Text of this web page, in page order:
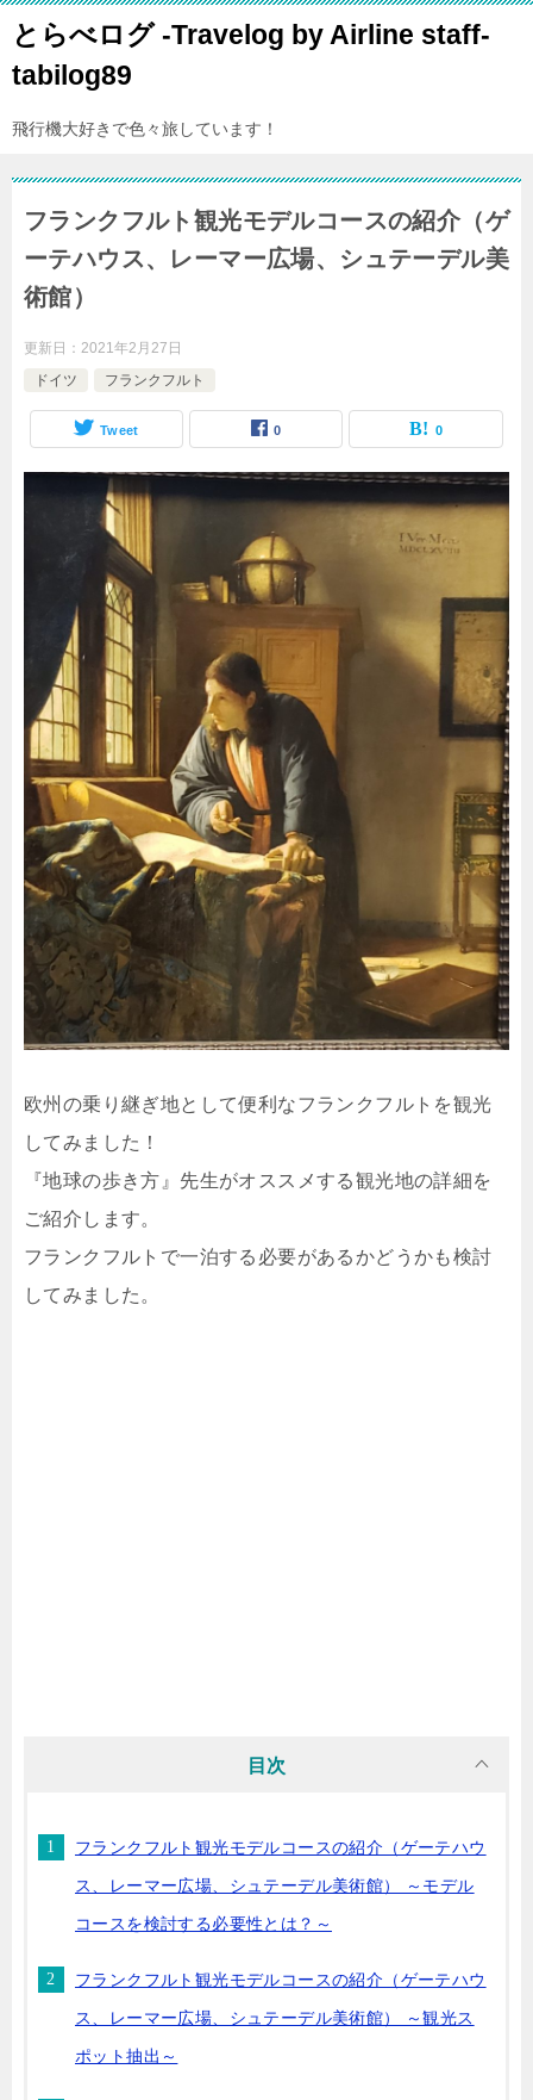
とらべログ -Travelog by Airline staff-
tabilog89
飛行機大好きで色々旅しています！
フランクフルト観光モデルコースの紹介（ゲ
ーテハウス、レーマー広場、シュテーデル美
術館）
更新日： 2021年2月27日
ドイツ
フランクフルト
Tweet 0 0
欧州の乗り継ぎ地として便利なフランクフルトを観光
してみました！
『地球の歩き方』先生がオススメする観光地の詳細を
ご紹介します。
フランクフルトで一泊する必要があるかどうかも検討
してみました。
目次
フランクフルト観光モデルコースの紹介（ゲーテハウ
ス、レーマー広場、シュテーデル美術館） ～モデル
コースを検討する必要性とは？～
フランクフルト観光モデルコースの紹介（ゲーテハウ
ス、レーマー広場、シュテーデル美術館） ～観光ス
ポット抽出～